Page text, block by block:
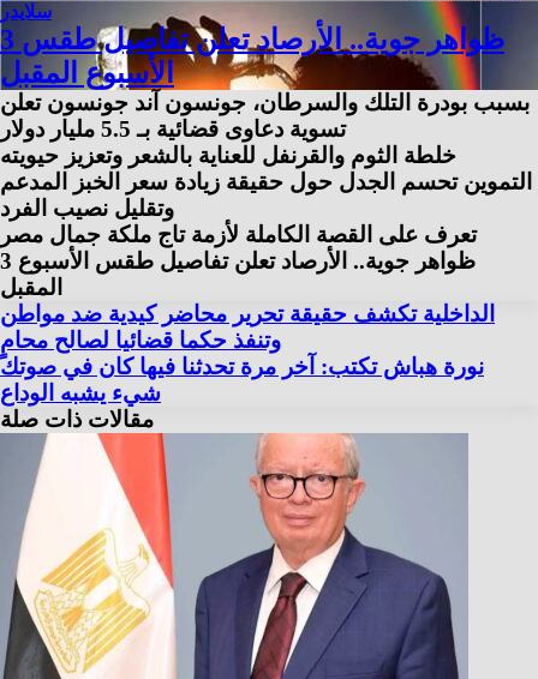
سلايدر
3 ظواهر جوية.. الأرصاد تعلن تفاصيل طقس
الأسبوع المقبل
بسبب بودرة التلك والسرطان، جونسون آند جونسون تعلن
تسوية دعاوى قضائية بـ 5.5 مليار دولار
خلطة الثوم والقرنفل للعناية بالشعر وتعزيز حيويته
التموين تحسم الجدل حول حقيقة زيادة سعر الخبز المدعم
وتقليل نصيب الفرد
تعرف على القصة الكاملة لأزمة تاج ملكة جمال مصر
3 ظواهر جوية.. الأرصاد تعلن تفاصيل طقس الأسبوع
المقبل
الداخلية تكشف حقيقة تحرير محاضر كيدية ضد مواطن
وتنفذ حكما قضائيا لصالح محامٍ
نورة هباش تكتب: آخر مرة تحدثنا فيها كان في صوتك
شيء يشبه الوداع
مقالات ذات صلة